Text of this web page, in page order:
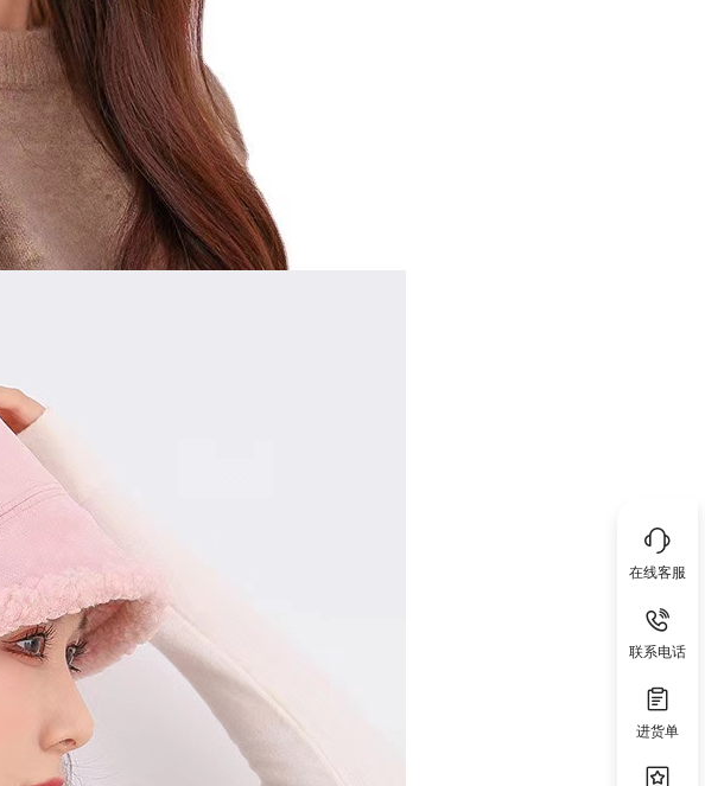
在线客服
联系电话
进货单